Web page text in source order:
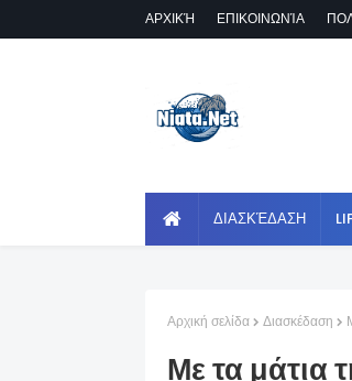
ΑΡΧΙΚΉ ΕΠΙΚΟΙΝΩΝΊΑ
ΔΙΑΣΚΈΔΑΣΗ
Αρχική σελίδα Διασκέδαση
Με τα μάτια